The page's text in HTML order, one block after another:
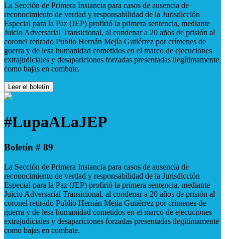
La Sección de Primera Instancia para casos de ausencia de
reconocimiento de verdad y responsabilidad de la Jurisdicción
Especial para la Paz (JEP) profirió la primera sentencia, mediante
Juicio Adversarial Transicional, al condenar a 20 años de prisión al
coronel retirado Publio Hernán Mejía Gutiérrez por crímenes de
guerra y de lesa humanidad cometidos en el marco de ejecuciones
extrajudiciales y desapariciones forzadas presentadas ilegítimamente
como bajas en combate.
Leer el boletín
#LupaALaJEP
Boletín # 89
La Sección de Primera Instancia para casos de ausencia de
reconocimiento de verdad y responsabilidad de la Jurisdicción
Especial para la Paz (JEP) profirió la primera sentencia, mediante
Juicio Adversarial Transicional, al condenar a 20 años de prisión al
coronel retirado Publio Hernán Mejía Gutiérrez por crímenes de
guerra y de lesa humanidad cometidos en el marco de ejecuciones
extrajudiciales y desapariciones forzadas presentadas ilegítimamente
como bajas en combate.